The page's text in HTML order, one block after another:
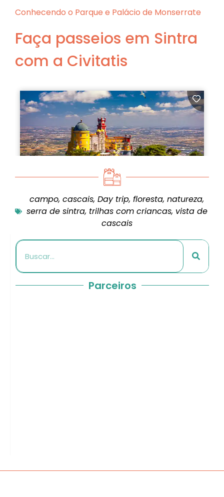
Conhecendo o Parque e Palácio de Monserrate
Faça passeios em Sintra
com a Civitatis
campo, cascais, Day trip, floresta, natureza,
serra de sintra, trilhas com criancas, vista de
cascais
Parceiros